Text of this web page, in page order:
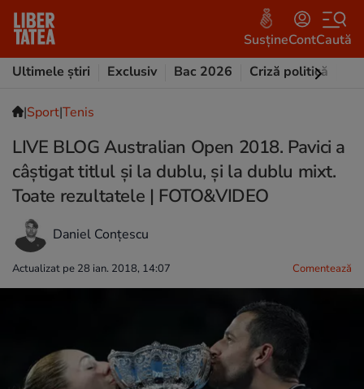
SusțineContCaută
Ultimele știri
Exclusiv Bac 2026 Criză politică
|Sport|Tenis
LIVE BLOG Australian Open 2018. Pavici a
câștigat titlul și la dublu, și la dublu mixt.
Toate rezultatele | FOTO&VIDEO
Daniel Conțescu
Actualizat pe 28 ian. 2018, 14:07 Comentează